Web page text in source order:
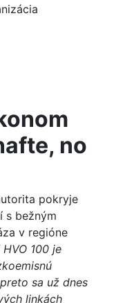
no
pokryje
s bežným
v regióne
HVO 100 je
sa už dnes
linkách